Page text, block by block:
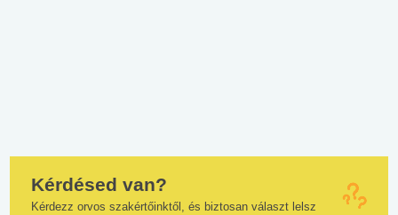
Kérdésed van?
Kérdezz orvos szakértőinktől, és biztosan választ lelsz